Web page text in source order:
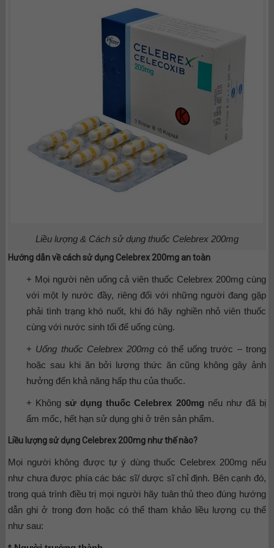
Liều lượng & Cách sử dụng thuốc Celebrex 200mg
Hướng dẫn về cách sử dụng Celebrex 200mg an toàn
+ Mọi người nên uống cả viên thuốc Celebrex 200mg cùng
với một ly nước đầy, riêng đối với những người đang gặp
phải tình trạng khó nuốt, khi đó hãy nghiền nhỏ viên thuốc
cùng với nước sinh tối để uống cùng.
+ Uống thuốc Celebrex 200mgcó thể uống trước – trong
hoặc sau khi ăn bởi lượng thức ăn cũng không gây ảnh
hưởng đến khả năng hấp thu của thuốc.
+ Không sử dụng thuốc Celebrex 200mg nếu như đã bị
ẩm mốc, hết hạn sử dụng ghi ở trên sản phẩm.
Liều lượng sử dụng Celebrex 200mg như thế nào?
Mọi người không được tự ý dùng thuốc Celebrex 200mg nếu
như chưa được phía các bác sĩ/ dược sĩ chỉ định. Bên cạnh đó,
trong quá trình điều trị mọi người hãy tuân thủ theo đúng hướng
dẫn ghi ở trong đơn hoặc có thể tham khảo liều lượng cụ thể
như sau: